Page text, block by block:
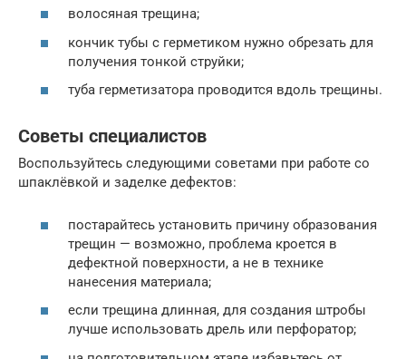
волосяная трещина;
кончик тубы с герметиком нужно обрезать для
получения тонкой струйки;
туба герметизатора проводится вдоль трещины.
Советы специалистов
Воспользуйтесь следующими советами при работе со
шпаклёвкой и заделке дефектов:
постарайтесь установить причину образования
трещин — возможно, проблема кроется в
дефектной поверхности, а не в технике
нанесения материала;
если трещина длинная, для создания штробы
лучше использовать дрель или перфоратор;